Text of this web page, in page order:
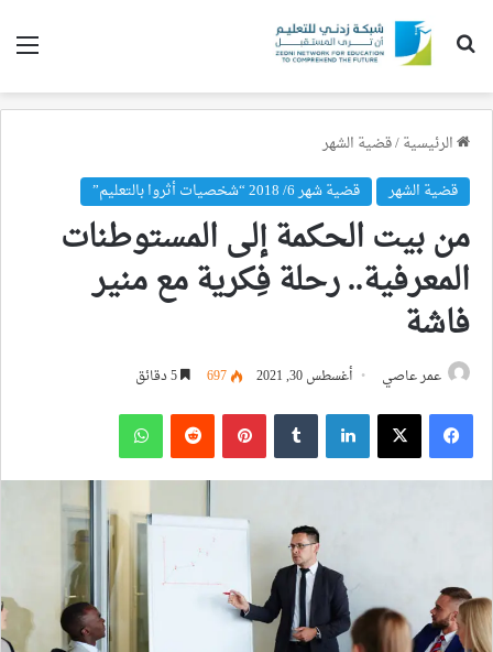
بحث عن
الرئيسية/قضية الشهر
قضية الشهر
قضية شهر 6/ 2018 “شخصيات أثروا بالتعليم”
من بيت الحكمة إلى المستوطنات
المعرفية.. رحلة فِكرية مع منير
فاشة
عمر عاصي أغسطس 30, 2021 697
فيسبوك ‫X لينكدإن بينتيريست واتساب